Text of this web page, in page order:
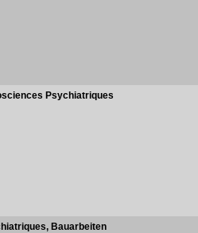
Psychiatriques
Bauarbeiten